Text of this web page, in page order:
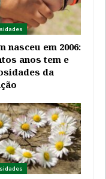
nasceu em 2006:
anos tem e
da